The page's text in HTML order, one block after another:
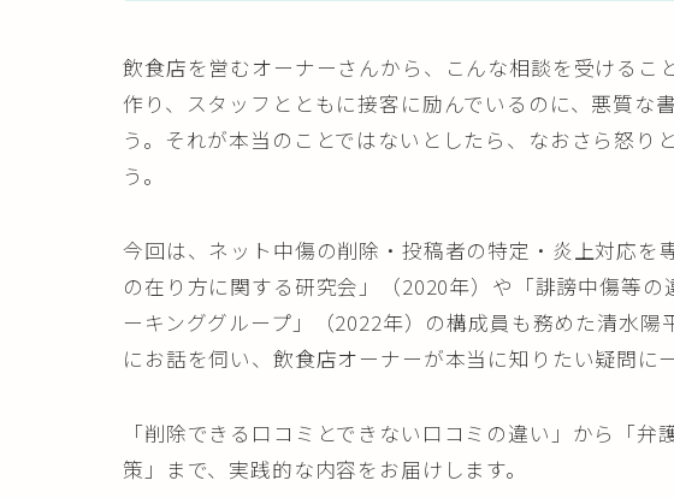
飲食店を営むオーナーさんから、こんな相談を受けるこ
作り、スタッフとともに接客に励んでいるのに、悪質な
う。それが本当のことではないとしたら、なおさら怒り
う。
今回は、ネット中傷の削除・投稿者の特定・炎上対応を
の在り方に関する研究会」（2020年）や「誹謗中傷等
ーキンググループ」（2022年）の構成員も務めた清水陽
にお話を伺い、飲食店オーナーが本当に知りたい疑問に
「削除できる口コミとできない口コミの違い」から「
策」まで、実践的な内容をお届けします。